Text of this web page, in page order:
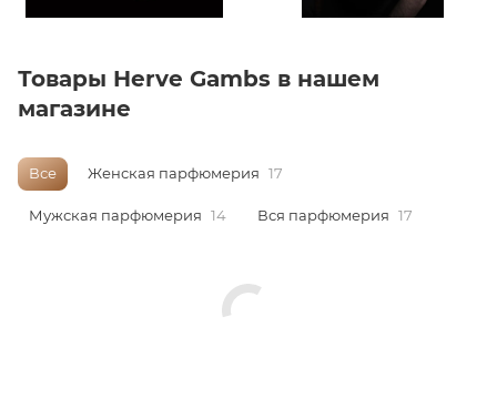
Товары Herve Gambs в нашем
магазине
Все Женская парфюмерия 17
Мужская парфюмерия 14 Вся парфюмерия 17